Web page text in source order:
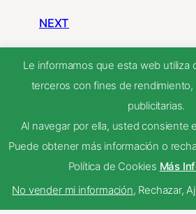
NEXT
franquear
franqueza
Le informamos que esta web utiliza
terceros con fines de
publicitarias.
Al navegar por ella, usted consiente
Puede obtener más información o
Política de Cookies Más
No vender mi información, Rechazar,